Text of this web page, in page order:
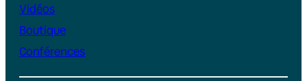
Vidéos
Boutique
Conférences